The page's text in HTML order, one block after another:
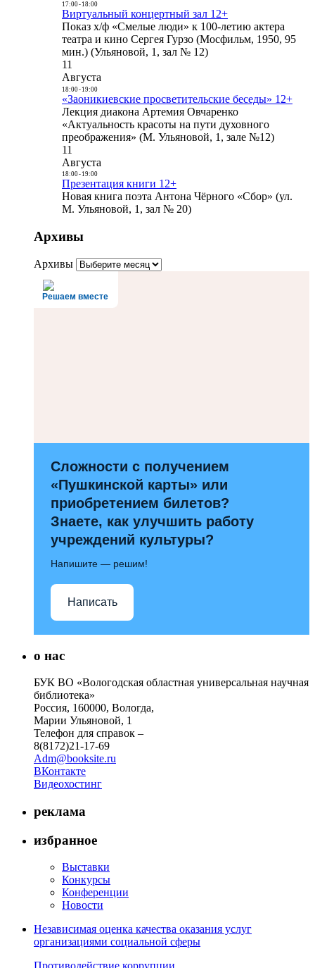
17:00- 18:00
Виртуальный концертный зал 12+
Показ х/ф «Смелые люди» к 100-летию актера
театра и кино Сергея Гурзо (Мосфильм, 1950, 95
мин.) (Ульяновой, 1, зал № 12)
11
Августа
18:00- 19:00
«Заоникиевские просветительские беседы» 12+
Лекция диакона Артемия Овчаренко
«Актуальность красоты на пути духовного
преображения» (М. Ульяновой, 1, зале №12)
11
Августа
18:00- 19:00
Презентация книги 12+
Новая книга поэта Антона Чёрного «Сбор» (ул.
М. Ульяновой, 1, зал № 20)
Архивы
Архивы
Решаем вместе
Сложности с получением
«Пушкинской карты» или
приобретением билетов?
Знаете, как улучшить работу
учреждений культуры?
Напишите — решим!
Написать
о нас
БУК ВО «Вологодская областная универсальная научная
библиотека»
Россия, 160000, Вологда,
Марии Ульяновой, 1
Телефон для справок –
8(8172)21-17-69
Adm@booksite.ru
ВКонтакте
Видеохостинг
реклама
избранное
Выставки
Конкурсы
Конференции
Новости
Независимая оценка качества оказания услуг
организациями социальной сферы